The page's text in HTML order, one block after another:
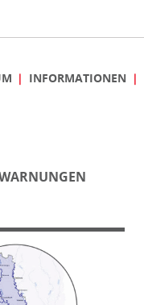
INFORMATIONEN